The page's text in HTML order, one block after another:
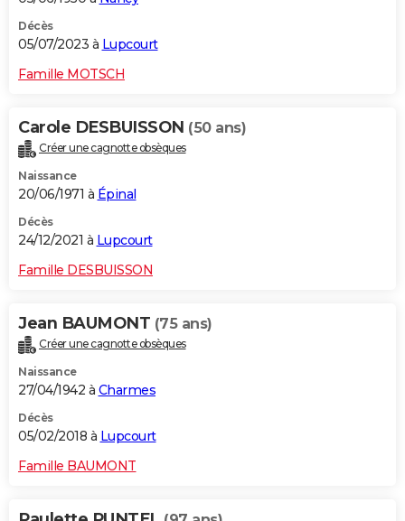
Décès
05/07/2023 à Lupcourt
Famille MOTSCH
Carole DESBUISSON (50 ans)
Créer une cagnotte obsèques
Naissance
20/06/1971 à Épinal
Décès
24/12/2021 à Lupcourt
Famille DESBUISSON
Jean BAUMONT (75 ans)
Créer une cagnotte obsèques
Naissance
27/04/1942 à Charmes
Décès
05/02/2018 à Lupcourt
Famille BAUMONT